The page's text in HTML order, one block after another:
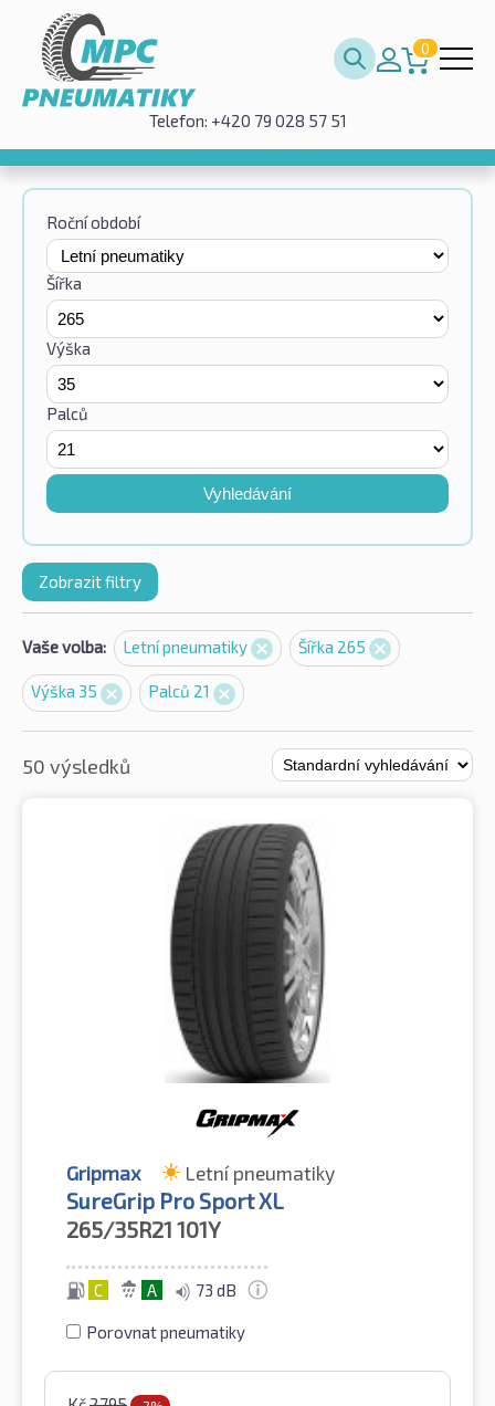
0
Telefon: +420 79 028 57 51
Roční období
Šířka
Výška
Palců
Vyhledávání
Zobrazit filtry
Vaše volba: Letní pneumatiky Šířka 265
Výška 35 Palců 21
50 výsledků
Gripmax Letní pneumatiky
SureGrip Pro Sport XL
265/35R21 101Y
C A 73 dB
Porovnat pneumatiky